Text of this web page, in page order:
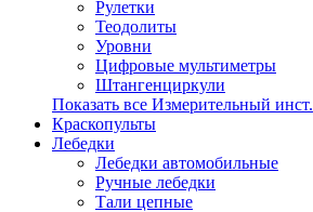
Рулетки
Теодолиты
Уровни
Цифровые мультиметры
Штангенциркули
Показать все Измерительный инст.
Краскопульты
Лебедки
Лебедки автомобильные
Ручные лебедки
Тали цепные